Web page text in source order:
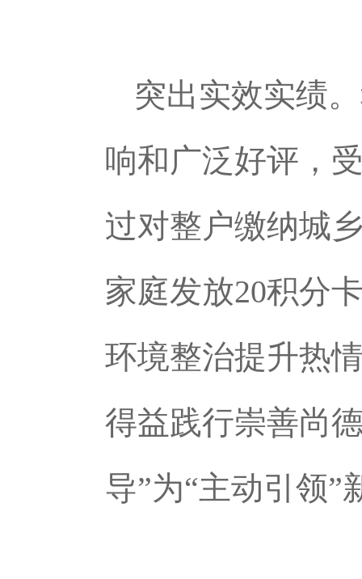
突出实效实绩
响和广泛好评，
过对整户缴纳城
家庭发放20积分
环境整治提升热
得益践行崇善尚
导”为“主动引领”